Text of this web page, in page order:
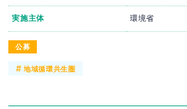
公募
実施主体 環境省
#地域循環共生圏